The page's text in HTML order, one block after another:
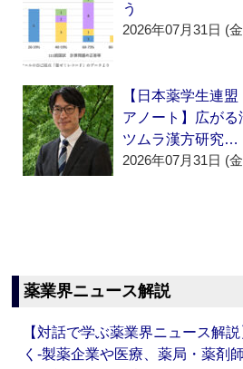
う
2026年07月31日 (
【日本薬学生連
アノート】広が
ツムラ漢方研究…
2026年07月31日 (
薬業界ニュース解説
【対話で学ぶ薬業界ニュース解
く‐製薬企業や医療、薬局・薬剤